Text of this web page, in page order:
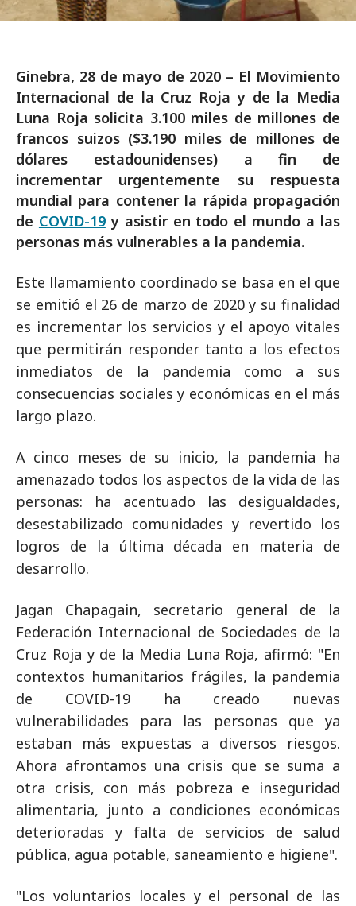
Ginebra, 28 de mayo de 2020 – El Movimiento
Internacional de la Cruz Roja y de la Media
Luna Roja solicita 3.100 miles de millones de
francos suizos ($3.190 miles de millones de
dólares estadounidenses) a fin de
incrementar urgentemente su respuesta
mundial para contener la rápida propagación
de COVID-19y asistir en todo el mundo a las
personas más vulnerables a la pandemia.
Este llamamiento coordinado se basa en el que
se emitió el 26 de marzo de 2020 y su finalidad
es incrementar los servicios y el apoyo vitales
que permitirán responder tanto a los efectos
inmediatos de la pandemia como a sus
consecuencias sociales y económicas en el más
largo plazo.
A cinco meses de su inicio, la pandemia ha
amenazado todos los aspectos de la vida de las
personas: ha acentuado las desigualdades,
desestabilizado comunidades y revertido los
logros de la última década en materia de
desarrollo.
Jagan Chapagain, secretario general de la
Federación Internacional de Sociedades de la
Cruz Roja y de la Media Luna Roja, afirmó: "En
contextos humanitarios frágiles, la pandemia
de COVID-19 ha creado nuevas
vulnerabilidades para las personas que ya
estaban más expuestas a diversos riesgos.
Ahora afrontamos una crisis que se suma a
otra crisis, con más pobreza e inseguridad
alimentaria, junto a condiciones económicas
deterioradas y falta de servicios de salud
pública, agua potable, saneamiento e higiene".
"Los voluntarios locales y el personal de las